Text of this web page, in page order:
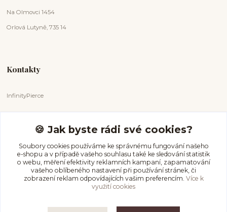
Na Olmovci 1454
Orlová Lutyně, 735 14
Kontakty
InfinityPierce
+420 731 681 038
(Po-Ne, 9-18 hod.)
info@infinitypierce.cz
🍪 Jak byste rádi své cookies?
Soubory cookies používáme ke správnému fungování našeho
e-shopu a v případě vašeho souhlasu také ke sledování statistik
o webu, měření efektivity reklamních kampaní, zapamatování
vašeho oblíbeného nastavení při používání stránek, či
zobrazení reklam odpovídajících vašim preferencím. Více k
využití cookies